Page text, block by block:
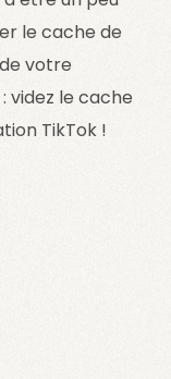
le cache de
votre
videz le cache
TikTok !